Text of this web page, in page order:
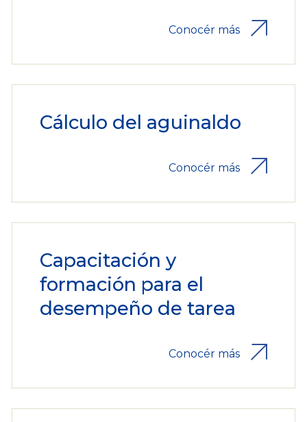
Conocér más
Cálculo del aguinaldo
Conocér más
Capacitación y
formación para el
desempeño de tarea
Conocér más